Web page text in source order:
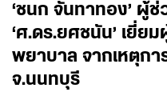
‘ชนก จันทาทอง’ ผู้
‘ศ.ดร.ยศชนัน’ เยี่ยม
พยาบาล จากเหตุกา
จ.นนทบุรี